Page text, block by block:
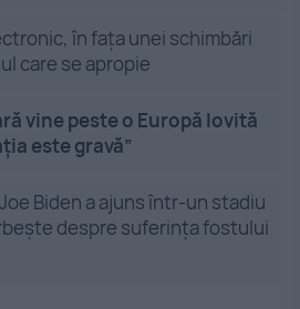
în fața unei schimbări
care se apropie
vine peste o Europă lovită
este gravă”
Biden a ajuns într-un stadiu
despre suferința fostului